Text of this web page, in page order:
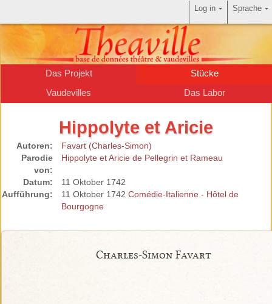
Das Projekt
Stücke
Vaudevilles
Das Labor
Hippolyte et Aricie
Autoren:
Favart (Charles-Simon)
Parodie
von:
Hippolyte et Aricie de Pellegrin et Rameau
Datum:
11 Oktober 1742
Aufführung:
11 Oktober 1742 Comédie-Italienne - Hôtel de
Bourgogne
Charles-Simon Favart
Sprache
Log in